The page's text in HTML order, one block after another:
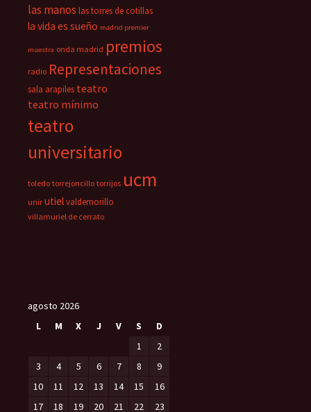
las manos las torres de cotillas
la vida es sueño madrid premier
muestra onda madrid premios
radio Representaciones
sala arapiles teatro
teatro mínimo
teatro
universitario
toledo torrejoncillo torrijos ucm
unir utielvaldemorillo
villamuriel de cerrato
agosto 2026
L
M X J V S
D
1
2
3
4 5 6 7 8
9
10
11 12 13 14 15
16
17
18 19 20 21 22 23